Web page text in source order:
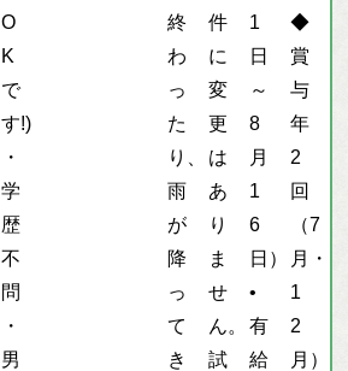
O
K
で
す!)
・
学
歴
不
問
・
男
終
わ
っ
た
り、
雨
が
降
っ
て
き
件
に
変
更
は
あ
り
ま
せ
ん。
試
1
日
～
8
月
1
6
日）
•
有
給
◆
賞
与
年
2
回
（7
月・
1
2
月）